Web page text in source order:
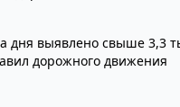
дня выявлено свыше 3,3
дорожного движения